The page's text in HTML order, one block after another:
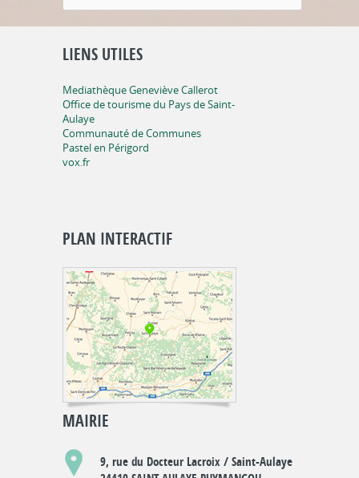
LIENS UTILES
Mediathèque Geneviève Callerot
Office de tourisme du Pays de Saint-
Aulaye
Communauté de Communes
Pastel en Périgord
vox.fr
PLAN INTERACTIF
MAIRIE
9, rue du Docteur Lacroix / Saint-Aulaye